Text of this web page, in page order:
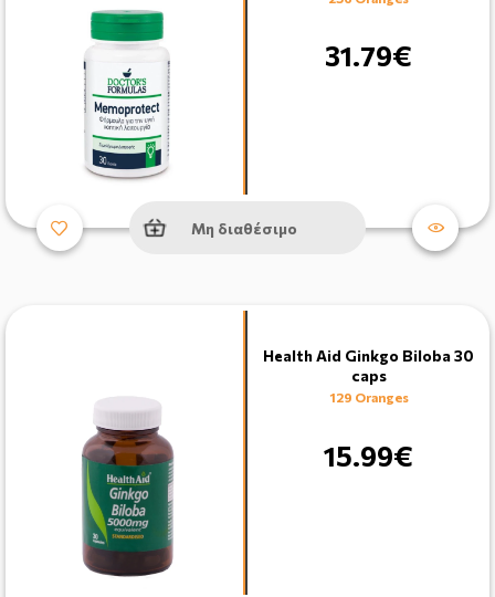
31.79€
Μη διαθέσιμο
Health Aid Ginkgo Biloba 30
caps
129 Oranges
15.99€